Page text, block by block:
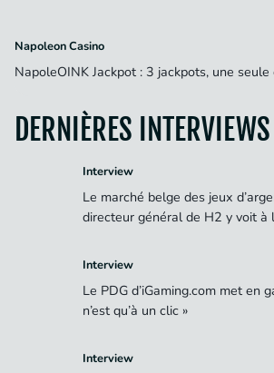
Napoleon Casino
NapoleOINK Jackpot : 3 jackpots, une
DERNIÈRES INTERVIEWS
Interview
Le marché belge des jeux
directeur général de H2 y voit à
Interview
Le PDG d’iGaming.com met en
n’est qu’à un clic »
Interview